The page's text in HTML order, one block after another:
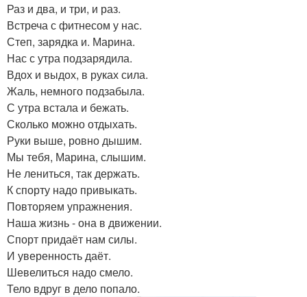
Раз и два, и три, и раз.
Встреча с фитнесом у нас.
Степ, зарядка и. Марина.
Нас с утра подзарядила.
Вдох и выдох, в руках сила.
Жаль, немного подзабыла.
С утра встала и бежать.
Сколько можно отдыхать.
Руки выше, ровно дышим.
Мы тебя, Марина, слышим.
Не лениться, так держать.
К спорту надо привыкать.
Повторяем упражнения.
Наша жизнь - она в движении.
Спорт придаёт нам силы.
И уверенность даёт.
Шевелиться надо смело.
Тело вдруг в дело попало.